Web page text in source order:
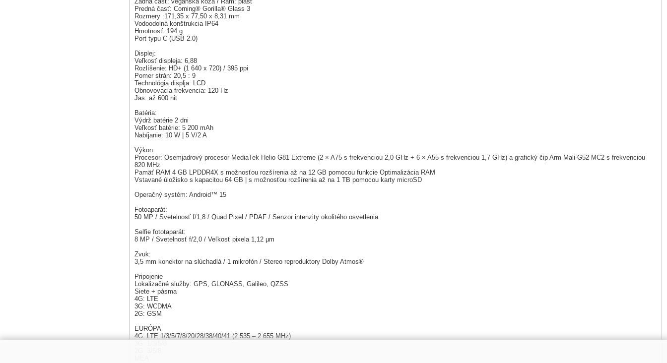
Predná časť: Corning® Gorilla® Glass 3
Rozmery :171,35 x 77,50 x 8,31 mm
Vodoodolná konštrukcia IP64
Hmotnosť: 194 g
Port typu C (USB 2.0)
Displej:
Veľkosť displeja: 6,88
Rozlíšenie: HD+ (1 640 x 720) / 395 ppi
Pomer strán: 20,5 : 9
Technológia displja: LCD
Obnovovacia frekvencia: 120 Hz
Jas: až 600 nit
Batéria:
Výdrž batérie 2 dni
Veľkosť batérie: 5 200 mAh
Nabíjanie: 10 W | 5 V/2 A
Výkon:
Procesor: Osemjadrový procesor MediaTek Helio G81 Extreme (2 × A75 s frekvenciou 2,0 GHz + 6 × A55 s frekvenciou 1,7 GHz) a grafický čip Arm Mali-G52 MC2 s frekvenciou
820 MHz
Pamäť RAM 4 GB LPDDR4X s možnosťou rozšírenia až na 12 GB pomocou funkcie Optimalizácia RAM
Vstavané úložisko s kapacitou 64 GB | s možnosťou rozšírenia až na 1 TB pomocou karty microSD
Operačný systém: Android™ 15
Fotoaparát:
50 MP / Svetelnosť f/1,8 / Quad Pixel / PDAF / Senzor intenzity okolitého osvetlenia
Selfie fototaparát:
8 MP / Svetelnosť f/2,0 / Veľkosť pixela 1,12 µm
Zvuk:
3,5 mm konektor na slúchadlá / 1 mikrofón / Stereo reproduktory Dolby Atmos®
Pripojenie
Lokalizačné služby: GPS, GLONASS, Galileo, QZSS
Siete + pásma
4G: LTE
3G: WCDMA
2G: GSM
EURÓPA
4G: LTE 1/3/5/7/8/20/28/38/40/41 (2 535 – 2 655 MHz)